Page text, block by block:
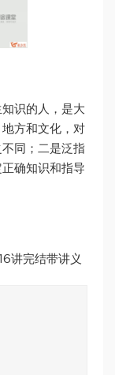
识的人，是大
方和文化，对
同；二是泛指
确知识和指导
讲完结带讲义